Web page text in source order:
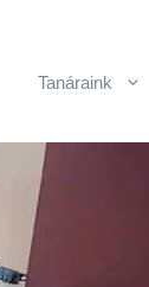
Tanáraink